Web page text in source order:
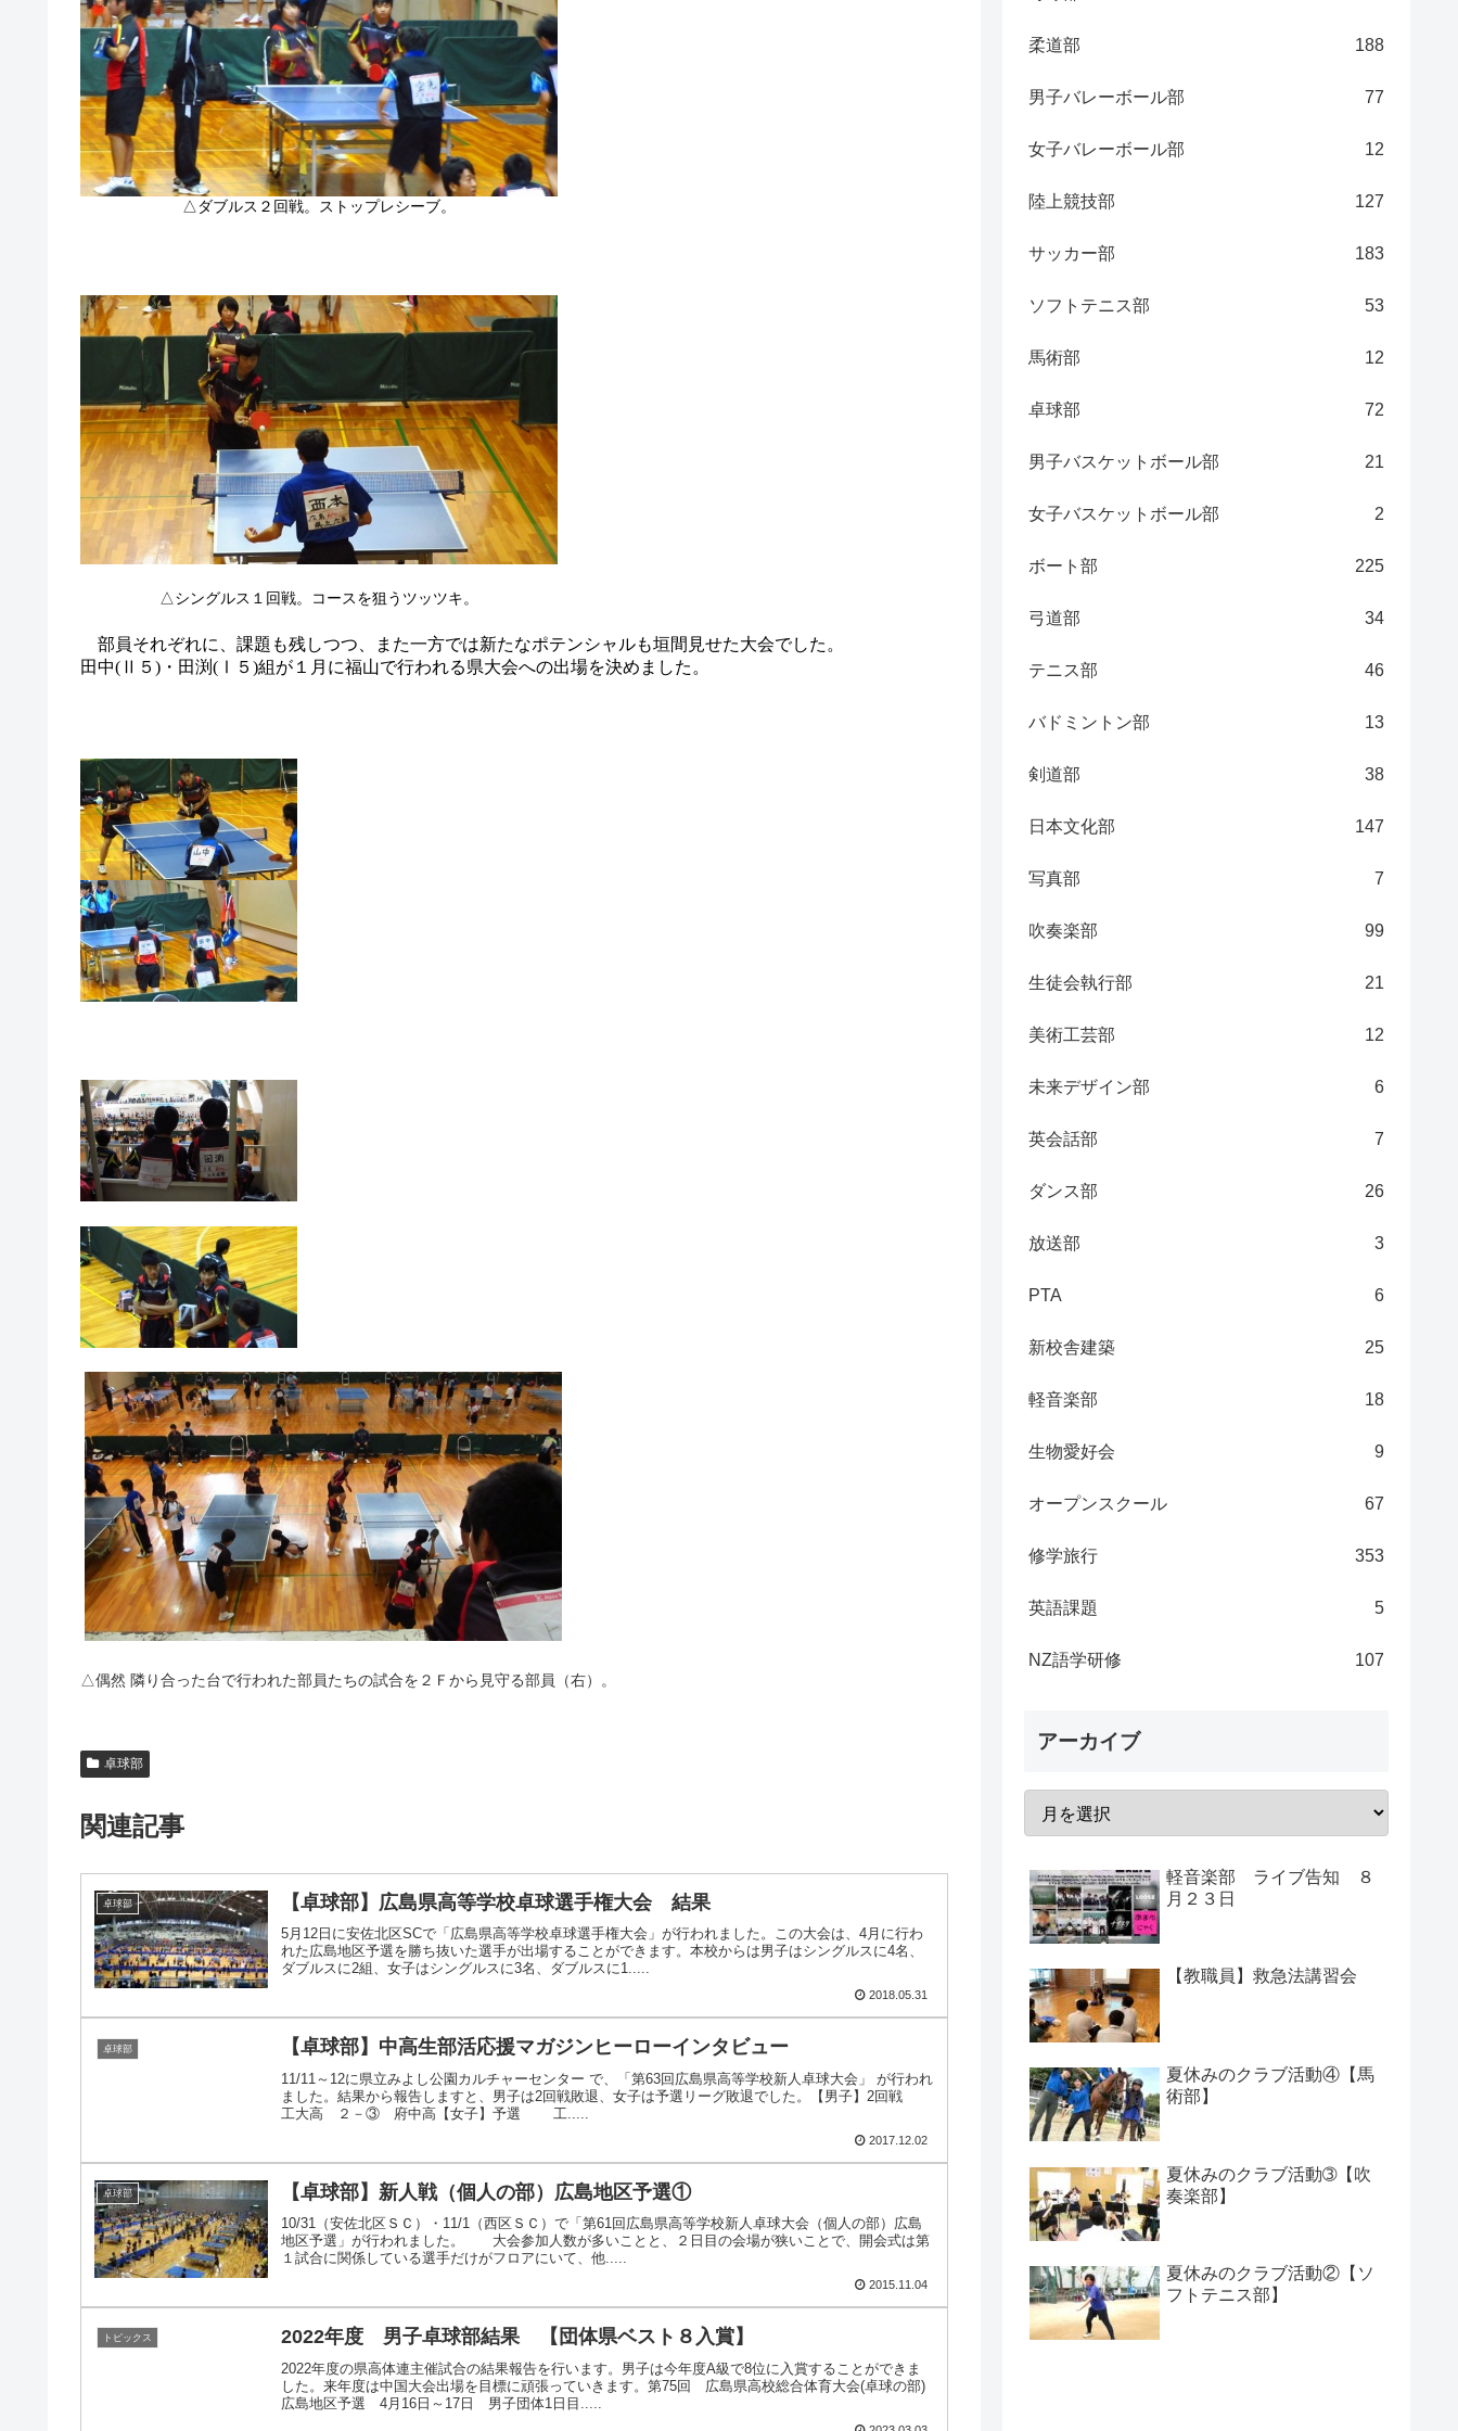
△ダブルス２回戦。ストップレシーブ。
△シングルス１回戦。コースを狙うツッツキ。
部員それぞれに、課題も残しつつ、また一方では新たなポテンシャルも垣間見せた大会でした。
田中(Ⅱ５)・田渕(Ⅰ５)組が１月に福山で行われる県大会への出場を決めました。
△偶然 隣り合った台で行われた部員たちの試合を２Ｆから見守る部員（右）。
卓球部
関連記事
卓球部 【卓球部】広島県高等学校卓球選手権大会 結果
5月12日に安佐北区SCで「広島県高等学校卓球選手権大会」が行われました。この大会は、4月に行わ
れた広島地区予選を勝ち抜いた選手が出場することができます。本校からは男子はシングルスに4名、
ダブルスに2組、女子はシングルスに3名、ダブルスに1.....
2018.05.31
卓球部 【卓球部】中高生部活応援マガジンヒーローインタビュー
11/11～12に県立みよし公園カルチャーセンター で、「第63回広島県高等学校新人卓球大会」 が行われ
ました。結果から報告しますと、男子は2回戦敗退、女子は予選リーグ敗退でした。【男子】2回戦
工大高 ２－③ 府中高【女子】予選 工.....
2017.12.02
卓球部 【卓球部】新人戦（個人の部）広島地区予選①
10/31（安佐北区ＳＣ）・11/1（西区ＳＣ）で「第61回広島県高等学校新人卓球大会（個人の部）広島
地区予選」が行われました。 大会参加人数が多いことと、２日目の会場が狭いことで、開会式は第
１試合に関係している選手だけがフロアにいて、他.....
2015.11.04
トピックス 2022年度 男子卓球部結果 【団体県ベスト８入賞】
2022年度の県高体連主催試合の結果報告を行います。男子は今年度A級で8位に入賞することができま
した。来年度は中国大会出場を目標に頑張っていきます。第75回 広島県高校総合体育大会(卓球の部)
広島地区予選 4月16日～17日 男子団体1日目.....
柔道部 188
男子バレーボール部 77
女子バレーボール部 12
陸上競技部 127
サッカー部 183
ソフトテニス部 53
馬術部 12
卓球部 72
男子バスケットボール部 21
女子バスケットボール部 2
ボート部 225
弓道部 34
テニス部 46
バドミントン部 13
剣道部 38
日本文化部 147
写真部 7
吹奏楽部 99
生徒会執行部 21
美術工芸部 12
未来デザイン部 6
英会話部 7
ダンス部 26
放送部 3
PTA 6
新校舎建築 25
軽音楽部 18
生物愛好会 9
オープンスクール 67
修学旅行 353
英語課題 5
NZ語学研修 107
アーカイブ
軽音楽部 ライブ告知 ８
月２３日
【教職員】救急法講習会
夏休みのクラブ活動④【馬
術部】
夏休みのクラブ活動➂【吹
奏楽部】
夏休みのクラブ活動②【ソ
フトテニス部】